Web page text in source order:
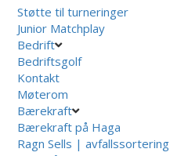
Støtte til turneringer
Junior Matchplay
Bedrift
Bedriftsgolf
Kontakt
Møterom
Bærekraft
Bærekraft på Haga
Ragn Sells | avfallssortering